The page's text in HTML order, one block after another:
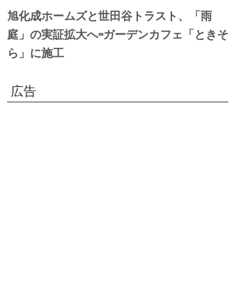
旭化成ホームズと世田谷トラスト、「雨
庭」の実証拡大へ=ガーデンカフェ「ときそ
ら」に施工
広告